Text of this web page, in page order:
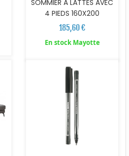
SOMMIER A LATTES AVEC
4 PIEDS 160X200
185,60 €
En stock Mayotte